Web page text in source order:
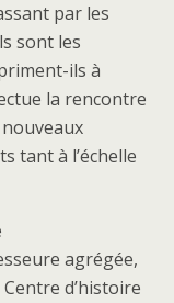
par les
sont les
ils à
la rencontre
tant à l’échelle
agrégée,
d’histoire